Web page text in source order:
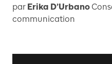
par Erika D’Urbano
communication